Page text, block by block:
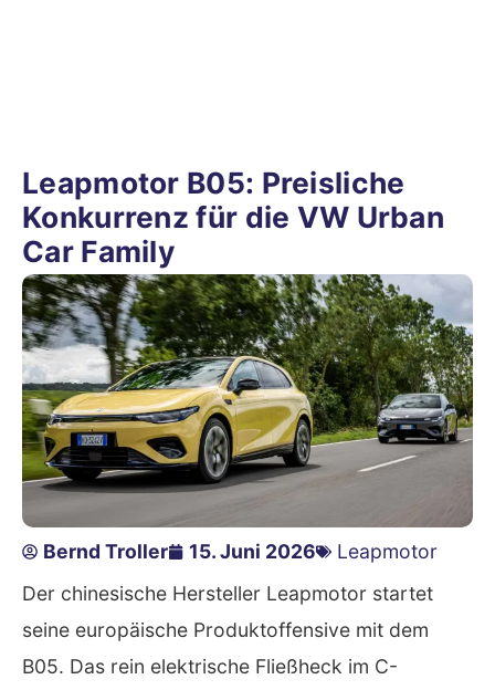
Leapmotor B05: Preisliche
Konkurrenz für die VW Urban
Car Family
Bernd Troller 15. Juni 2026
Leapmotor
Der chinesische Hersteller Leapmotor startet
seine europäische Produktoffensive mit dem
B05. Das rein elektrische Fließheck im C-